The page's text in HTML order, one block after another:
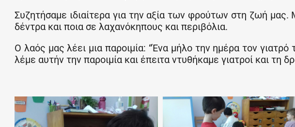
Συζητήσαμε ιδιαίτερα για την αξία των φρούτων στη ζωή
δέντρα και ποια σε λαχανόκηπους και περιβόλια.
Ο λαός μας λέει μια παροιμία: “Ένα μήλο την ημέρα τον
λέμε αυτήν την παροιμία και έπειτα ντυθήκαμε γιατροί και τη